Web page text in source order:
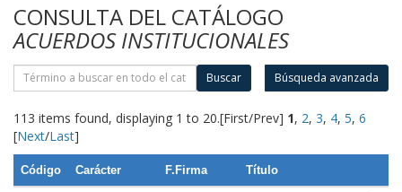
CONSULTA DEL CATÁLOGO
ACUERDOS INSTITUCIONALES
Buscar Búsqueda avanzada
113 items found, displaying 1 to 20.[First/Prev] 1, 2, 3, 4, 5, 6
[Next/Last]
Código Carácter F.Firma Título